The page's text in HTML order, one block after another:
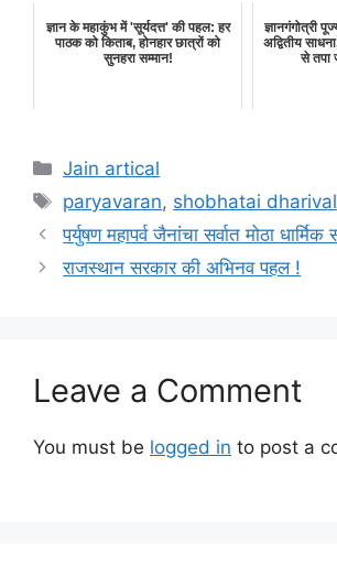
ज्ञान के महाकुंभ में 'सूर्यदत्त' की पहल: हर
पाठक को किताब, होनहार छात्रों को
सुनहरा सम्मान!
ज्ञानगंगोत्री
अद्वितीय
से तपा
Categories
Jain artical
Tags
paryavaran, shobhatai dharival
पर्युषण महापर्व जैनांचा सर्वात मोठा धार्मिक
राजस्थान सरकार की अभिनव पहल !
Leave a Comment
You must be logged in to post a